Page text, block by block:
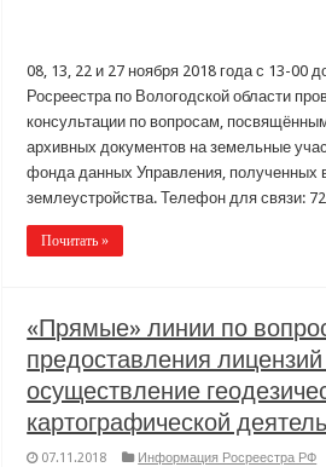
08, 13, 22 и 27 ноября 2018 года с 13-00
Росреестра по Вологодской области
консультации по вопросам,
архивных документов на земельные
фонда данных Управления, полученных
землеустройства. Телефон для связи:
Почитать »
«Прямые» линии по
предоставления
осуществление
картографической
07.11.2018 Информация Росреестра РФ